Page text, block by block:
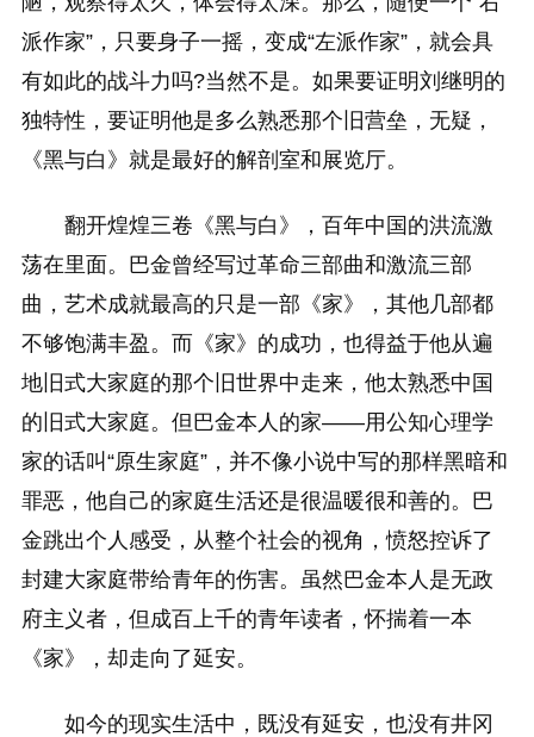
派作家”，只要身子一摇，变成“左派作家”，就会具
有如此的战斗力吗?当然不是。如果要证明刘继明的
独特性，要证明他是多么熟悉那个旧营垒，无疑，
《黑与白》就是最好的解剖室和展览厅。
翻开煌煌三卷《黑与白》，百年中国的洪流激
荡在里面。巴金曾经写过革命三部曲和激流三部
曲，艺术成就最高的只是一部《家》，其他几部都
不够饱满丰盈。而《家》的成功，也得益于他从遍
地旧式大家庭的那个旧世界中走来，他太熟悉中国
的旧式大家庭。但巴金本人的家——用公知心理学
家的话叫“原生家庭”，并不像小说中写的那样黑暗和
罪恶，他自己的家庭生活还是很温暖很和善的。巴
金跳出个人感受，从整个社会的视角，愤怒控诉了
封建大家庭带给青年的伤害。虽然巴金本人是无政
府主义者，但成百上千的青年读者，怀揣着一本
《家》，却走向了延安。
如今的现实生活中，既没有延安，也没有井冈